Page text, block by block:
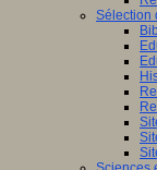
Sélection